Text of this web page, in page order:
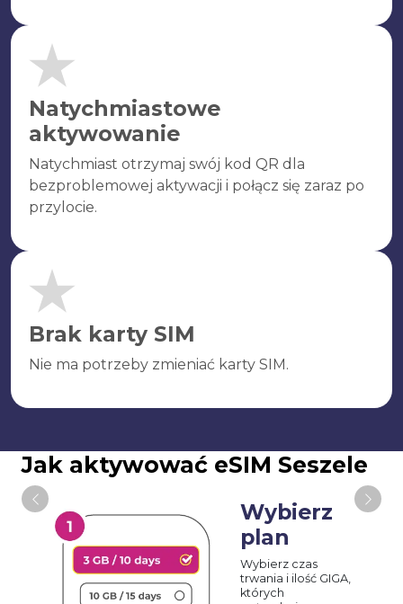
Natychmiastowe
aktywowanie
Natychmiast otrzymaj swój kod QR dla
bezproblemowej aktywacji i połącz się zaraz po
przylocie.
Brak karty SIM
Nie ma potrzeby zmieniać karty SIM.
Jak aktywować eSIM Seszele
Wybierz
plan
Wybierz czas
trwania i ilość GIGA,
których